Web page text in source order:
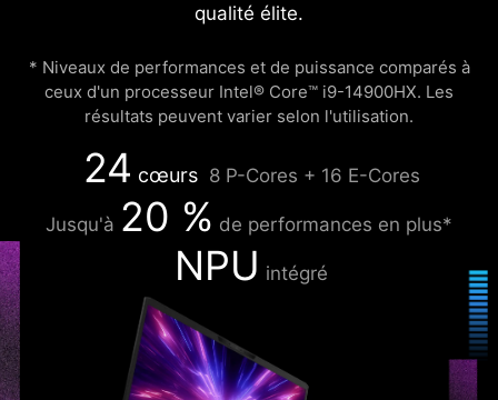
qualité élite.
* Niveaux de performances et de puissance comparés à
ceux d'un processeur Intel® Core™ i9-14900HX. Les
résultats peuvent varier selon l'utilisation.
24 cœurs 8 P-Cores + 16 E-Cores
Jusqu'à 20 % de performances en plus*
NPU intégré